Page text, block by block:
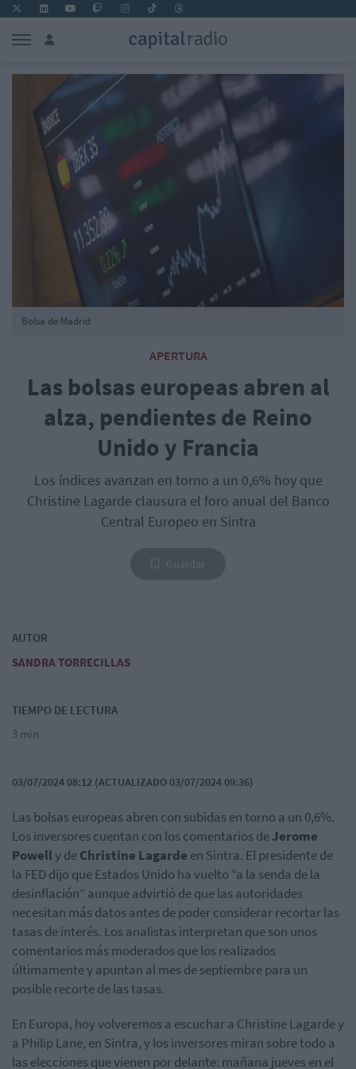
APERTURA
Las bolsas europeas abren al
alza, pendientes de Reino
Unido y Francia
Los índices avanzan en torno a un 0,6% hoy que
Christine Lagarde clausura el foro anual del Banco
Central Europeo en Sintra
Bolsa de Madrid
AUTOR
SANDRA TORRECILLAS
TIEMPO DE LECTURA
3 min
03/07/2024 08:12 (ACTUALIZADO 03/07/2024 09:36)
Las bolsas europeas abren con subidas en torno a un 0,6%.
Los inversores cuentan con los comentarios deJerome
Powelly deChristine Lagarde en Sintra. El presidente de
la FED dijo que Estados Unido ha vuelto “a la senda de la
desinflación” aunque advirtió de que las autoridades
necesitan más datos antes de poder considerar recortar las
tasas de interés. Los analistas interpretan que son unos
comentarios más moderados que los realizados
últimamente y apuntan al mes de septiembre para un
posible recorte de las tasas.
En Europa, hoy volveremos a escuchar a Christine Lagarde y
a Philip Lane, en Sintra, y los inversores miran sobre todo a
las elecciones que vienen por delante: mañana jueves en el